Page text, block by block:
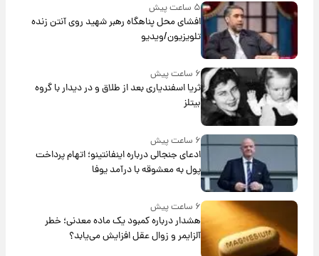
۵ ساعت پیش
افشای محل پناهگاه‌ رهبر شهید روی آنتن زنده
تلویزیون/ویدیو
۶ ساعت پیش
ثریا اسفندیاری بعد از طلاق و در دیدار با گروه
بیتلز
۶ ساعت پیش
ادعای جنجالی درباره اینفانتینو؛ اتهام پرداخت
پول به معشوقه با درآمد یوفا
۶ ساعت پیش
هشدار درباره کمبود یک ماده معدنی؛ خطر
آلزایمر و زوال عقل افزایش می‌یابد؟